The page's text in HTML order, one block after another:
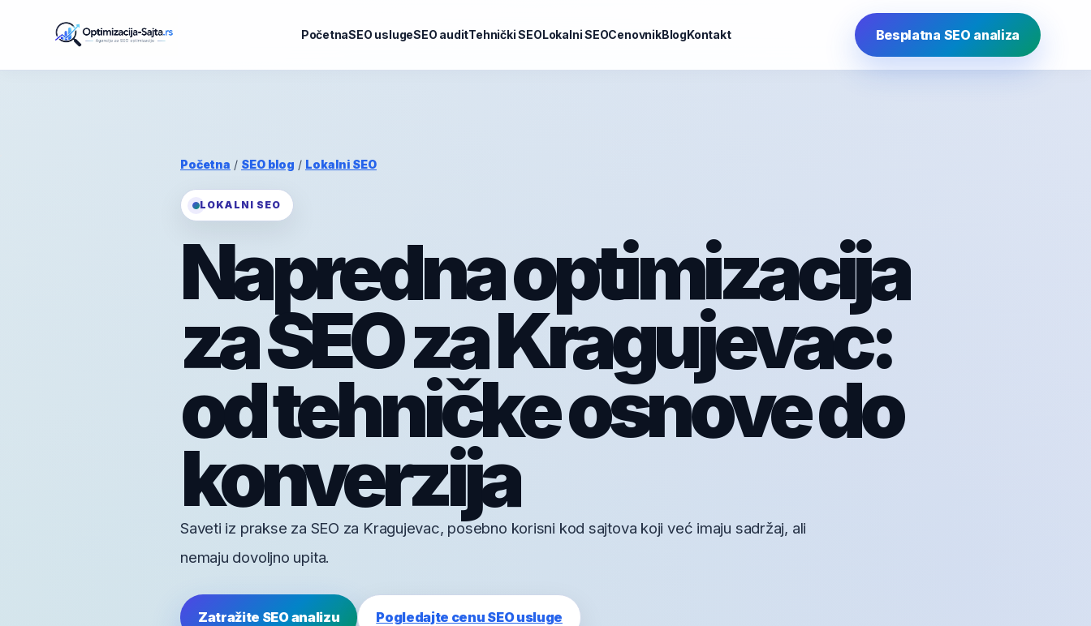
PočetnaSEO uslugeSEO auditTehnički SEOLokalni SEOCenovnikBlogKontakt Besplatna SEO analiza
Početna / SEO blog / Lokalni SEO
LOKALNI SEO
Napredna optimizacija
za SEO za Kragujevac:
od tehničke osnove do
konverzija
Saveti iz prakse za SEO za Kragujevac, posebno korisni kod sajtova koji već imaju sadržaj, ali
nemaju dovoljno upita.
Zatražite SEO analizu Pogledajte cenu SEO usluge